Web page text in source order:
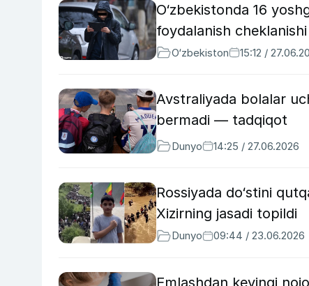
O‘zbekistonda 16
foydalanish
O‘zbekiston 15:12 /
Avstraliyada bolalar
bermadi — tadqiqot
Dunyo 14:25 / 27.06.2026
Rossiyada do‘stini
Xizirning jasadi topildi
Dunyo 09:44 / 23.06.2026
Emlashdan keyingi